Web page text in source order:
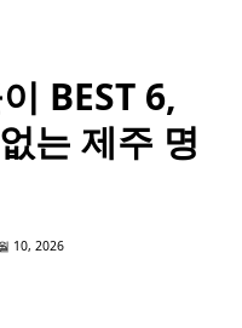
BEST 6,
는 제주 명
10, 2026